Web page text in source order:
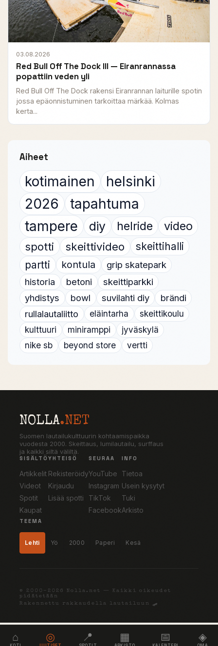
03.08.2026
Red Bull Off The Dock III — Eiranrannassa
popattiin veden yli
Red Bull Off The Dock rakensi Eiranrannan laiturille spotin
jossa epäonnistuminen tarkoittaa märkää. Kolmas
kerta...
Aiheet
kotimainen
helsinki
2026
tapahtuma
tampere
diy helride video
spotti skeittivideo
skeittihalli
partti
kontula
grip skatepark
historia
betoni
skeittiparkki
yhdistys
bowl suvilahti diy
brändi
rullalautaliitto
eläintarha
skeittikoulu
kulttuuri
miniramppi
jyväskylä
nike sb
beyond store vertti
NOLLA.NET
Suomen lautailukulttuurin kohtaamispaikka
vuodesta 2000. Skeittaus, lumilautailu, surffaus
ja kaikki siltä väliltä.
SISÄLTÖ
Artikkelit
Videot
Spotit
Kaupat
YHTEISÖ
Rekisteröidy
Kirjaudu
Lisää spotti
SEURAA
YouTube
Instagram
TikTok
Facebook
INFO
Tietoa
Usein kysytyt
Tuki
Arkisto
TEEMA
Lehti Yö 2000 Paperi Kesä
© 2000–2026 Nolla.net — Kaikki oikeudet
pidätetään
Rakennettu rakkaudella lautailuun 🛹
⌂ ◎ 📍 ▦ 📅 ◈